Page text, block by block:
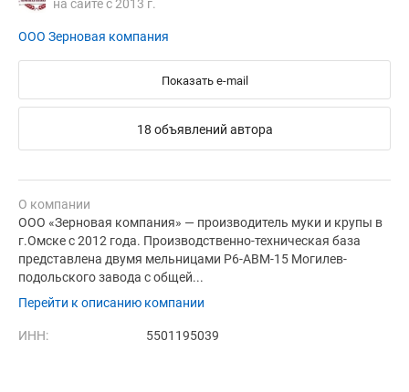
на сайте с 2013 г.
ООО Зерновая компания
Показать e-mail
18 объявлений автора
О компании
ООО «Зерновая компания» — производитель муки и крупы в
г.Омске с 2012 года. Производственно-техническая база
представлена двумя мельницами Р6-АВМ-15 Могилев-
подольского завода с общей...
Перейти к описанию компании
ИНН: 5501195039